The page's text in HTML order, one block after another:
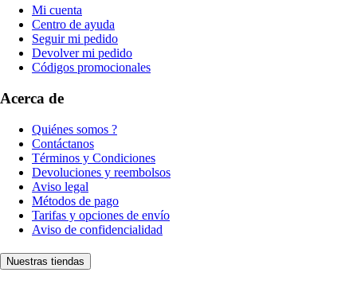
Mi cuenta
Centro de ayuda
Seguir mi pedido
Devolver mi pedido
Códigos promocionales
Acerca de
Quiénes somos ?
Contáctanos
Términos y Condiciones
Devoluciones y reembolsos
Aviso legal
Métodos de pago
Tarifas y opciones de envío
Aviso de confidencialidad
Nuestras tiendas